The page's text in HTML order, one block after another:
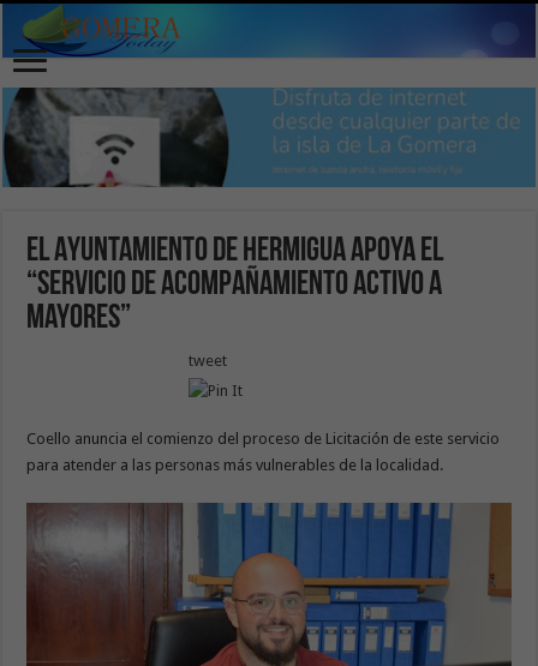
El Ayuntamiento de Hermigua apoya el
“Servicio de Acompañamiento Activo a
Mayores”
tweet
Coello anuncia el comienzo del proceso de Licitación de este servicio
para atender a las personas más vulnerables de la localidad.